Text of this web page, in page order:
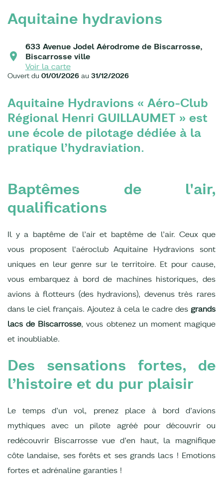
Aquitaine hydravions
633 Avenue Jodel Aérodrome de Biscarrosse,
Biscarrosse ville
Voir la carte
Ouvert du 01/01/2026 au 31/12/2026
Aquitaine Hydravions « Aéro-Club
Régional Henri GUILLAUMET » est
une école de pilotage dédiée à la
pratique l’hydraviation.
Baptêmes de l'air,
qualifications
Il y a baptême de l’air et baptême de l’air. Ceux que
vous proposent l'aéroclub Aquitaine Hydravions sont
uniques en leur genre sur le territoire. Et pour cause,
vous embarquez à bord de machines historiques, des
avions à flotteurs (des hydravions), devenus très rares
dans le ciel français. Ajoutez à cela le cadre des grands
lacs de Biscarrosse, vous obtenez un moment magique
et inoubliable.
Des sensations fortes, de
l’histoire et du pur plaisir
Le temps d’un vol, prenez place à bord d’avions
mythiques avec un pilote agréé pour découvrir ou
redécouvrir Biscarrosse vue d’en haut, la magnifique
côte landaise, ses forêts et ses grands lacs ! Emotions
fortes et adrénaline garanties !